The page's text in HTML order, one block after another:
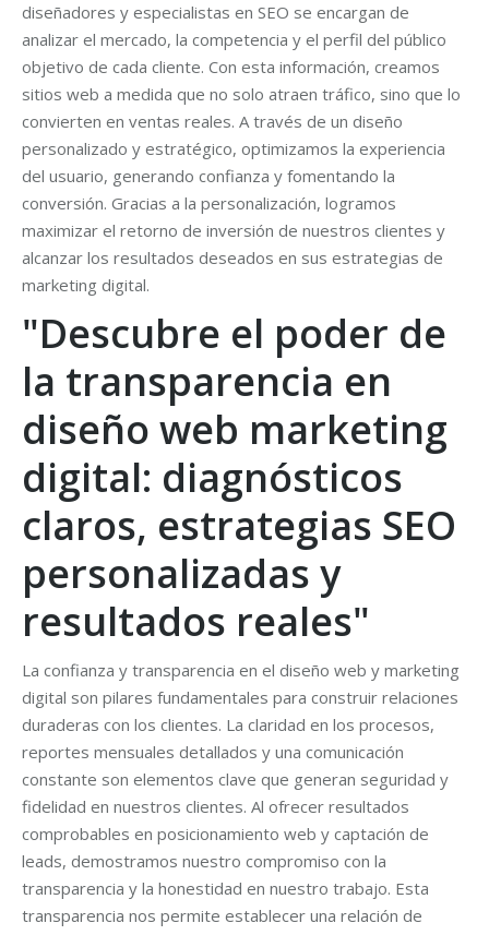
diseñadores y especialistas en SEO se encargan de
analizar el mercado, la competencia y el perfil del público
objetivo de cada cliente. Con esta información, creamos
sitios web a medida que no solo atraen tráfico, sino que lo
convierten en ventas reales. A través de un diseño
personalizado y estratégico, optimizamos la experiencia
del usuario, generando confianza y fomentando la
conversión. Gracias a la personalización, logramos
maximizar el retorno de inversión de nuestros clientes y
alcanzar los resultados deseados en sus estrategias de
marketing digital.
"Descubre el poder de
la transparencia en
diseño web marketing
digital: diagnósticos
claros, estrategias SEO
personalizadas y
resultados reales"
La confianza y transparencia en el diseño web y marketing
digital son pilares fundamentales para construir relaciones
duraderas con los clientes. La claridad en los procesos,
reportes mensuales detallados y una comunicación
constante son elementos clave que generan seguridad y
fidelidad en nuestros clientes. Al ofrecer resultados
comprobables en posicionamiento web y captación de
leads, demostramos nuestro compromiso con la
transparencia y la honestidad en nuestro trabajo. Esta
transparencia nos permite establecer una relación de